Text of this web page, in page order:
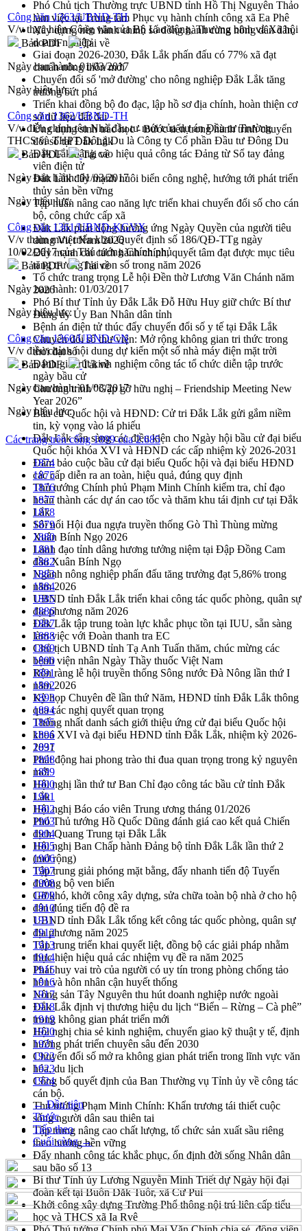
Phó Chủ tịch Thường trực UBND tỉnh Hồ Thị Nguyên Thảo
làm việc tại Trung tâm Phục vụ hành chính công xã Ea Phê
Xây dựng nền hành chính số đồng hành cùng nông dân dân,
doanh nghiệp
Giai đoạn 2026-2030, Đắk Lắk phấn đấu có 77% xã đạt
chuẩn nông thôn mới
Chuyển đổi số 'mở đường' cho nông nghiệp Đắk Lắk tăng
trưởng bứt phá
Triển khai đồng bộ đo đạc, lập hồ sơ địa chính, hoàn thiện cơ
sở dữ liệu đất đai
Ứng dụng sinh trắc học - Bước tiến trong hành trình chuyển
đổi số tại Đắk Lắk
Đắk Lắk nâng cao hiệu quả công tác Đảng từ Sổ tay đảng
viên điện tử
Đắk Lắk đẩy mạnh nuôi biển công nghệ, hướng tới phát triển
thủy sản bền vững
Tập huấn nâng cao năng lực triển khai chuyển đổi số cho cán
bộ, công chức cấp xã
Đắk Lắk phát động hưởng ứng Ngày Quyền của người tiêu
dùng Việt Nam 2026
Đẩy mạnh cải cách hành chính, quyết tâm đạt được mục tiêu
tăng trưởng hai con số trong năm 2026
Tổ chức trang trọng Lễ hội Đền thờ Lương Văn Chánh năm
2026
Phó Bí thư Tỉnh ủy Đắk Lắk Đỗ Hữu Huy giữ chức Bí thư
Đảng ủy Ủy Ban Nhân dân tỉnh
Bệnh án điện tử thúc đẩy chuyển đổi số y tế tại Đắk Lắk
Chuyển đổi số thư viện: Mở rộng không gian tri thức trong
thời đại số
Đánh giá, rút kinh nghiệm công tác tổ chức diễn tập trước
ngày bầu cử
Chương trình “Gặp gỡ hữu nghị – Friendship Meeting New
Year 2026”
Bầu cử Quốc hội và HĐND: Cử tri Đắk Lắk gửi gắm niềm
tin, kỳ vọng vào lá phiếu
Đắk Lắk sẵn sàng các điều kiện cho Ngày hội bầu cử đại biểu
Quốc hội khóa XVI và HĐND các cấp nhiệm kỳ 2026-2031
Đảm bảo cuộc bầu cử đại biểu Quốc hội và đại biểu HĐND
các cấp diễn ra an toàn, hiệu quả, đúng quy định
Thủ tướng Chính phủ Phạm Minh Chính kiểm tra, chỉ đạo
hoàn thành các dự án cao tốc và thăm khu tái định cư tại Đắk
Lắk
Sôi nổi Hội đua ngựa truyền thống Gò Thì Thùng mừng
Xuân Bính Ngọ 2026
Lãnh đạo tỉnh dâng hương tưởng niệm tại Đập Đồng Cam
đầu Xuân Bính Ngọ
Ngành nông nghiệp phấn đấu tăng trưởng đạt 5,86% trong
năm 2026
UBND tỉnh Đắk Lắk triển khai công tác quốc phòng, quân sự
địa phương năm 2026
Đắk Lắk tập trung toàn lực khắc phục tồn tại IUU, sẵn sàng
làm việc với Đoàn thanh tra EC
Chủ tịch UBND tỉnh Tạ Anh Tuấn thăm, chúc mừng các
bệnh viện nhân Ngày Thầy thuốc Việt Nam
Rộn ràng lễ hội truyền thống Sông nước Đà Nông lần thứ I
năm 2026
Kỳ họp Chuyên đề lần thứ Năm, HĐND tỉnh Đắk Lắk thông
qua các nghị quyết quan trọng
Thống nhất danh sách giới thiệu ứng cử đại biểu Quốc hội
khoá XVI và đại biểu HĐND tỉnh Đắk Lắk, nhiệm kỳ 2026-
2031
Phát động hai phong trào thi đua quan trọng trong kỷ nguyên
mới
Hội nghị lần thứ tư Ban Chỉ đạo công tác bầu cử tỉnh Đắk
Lắk
Hội nghị Báo cáo viên Trung ương tháng 01/2026
Phó Thủ tướng Hồ Quốc Dũng đánh giá cao kết quả Chiến
dịch Quang Trung tại Đắk Lắk
Hội nghị Ban Chấp hành Đảng bộ tỉnh Đắk Lắk lần thứ 2
(mở rộng)
Tập trung giải phóng mặt bằng, đẩy nhanh tiến độ Tuyến
đường bộ ven biển
Gỡ khó, khởi công xây dựng, sửa chữa toàn bộ nhà ở cho hộ
dân đúng tiến độ đề ra
UBND tỉnh Đắk Lắk tổng kết công tác quốc phòng, quân sự
địa phương năm 2025
Tập trung triển khai quyết liệt, đồng bộ các giải pháp nhằm
thực hiện hiệu quả các nhiệm vụ đề ra năm 2025
Phát huy vai trò của người có uy tín trong phòng chống tảo
hôn và hôn nhân cận huyết thống
Nông sản Tây Nguyên thu hút doanh nghiệp nước ngoài
Đắk Lắk định vị thương hiệu du lịch “Biển – Rừng – Cà phê”
trong không gian phát triển mới
Hội nghị chia sẻ kinh nghiệm, chuyển giao kỹ thuật y tế, định
hướng phát triển chuyên sâu đến 2030
Chuyển đổi số mở ra không gian phát triển trong lĩnh vực văn
hóa, du lịch
Công bố quyết định của Ban Thường vụ Tỉnh ủy về công tác
cán bộ.
Thủ tướng Phạm Minh Chính: Khẩn trương tái thiết cuộc
sống người dân sau thiên tai
Tập trung nâng cao chất lượng, tổ chức sản xuất sầu riêng
theo hướng bền vững
Đẩy nhanh công tác khắc phục, ổn định đời sống Nhân dân
sau bão số 13
Bí thư Tỉnh ủy Lương Nguyễn Minh Triết dự Ngày hội đại
đoàn kết tại Buôn Đăk Tuôr, xã Cư Pui
Khởi công xây dựng Trường Phổ thông nội trú liên cấp tiểu
học và THCS xã Ia Rvê
Công văn 1363/UBND-TH
V/v thực hiện Công văn của Bộ Lao động, Thương binh và Xã hội
Bản PDF
Tải về
Ngày ban hành:01/03/2017
Ngày hiệu lực:
Công văn 1362/UBND-TH
V/v điều chỉnh tên Nhà đầu tư mới của dự án Đầu tư Trường
THCS và THPT Đông Du là Công ty Cổ phần Đầu tư Đông Du
Bản PDF
Tải về
Ngày ban hành:01/03/2017
Ngày hiệu lực:
Công văn 1361/UBND-KGVX
V/v tham mưu triển khai Quyết định số 186/QĐ-TTg ngày
10/02/2017 của Thủ tướng Chính phủ
Bản PDF
Tải về
Ngày ban hành: 01/03/2017
Ngày hiệu lực:
Công văn 1360/UBND-CN
V/v điều chỉnh nội dung dự kiến một số nhà máy điện mặt trời
Bản PDF
Tải về
Ngày ban hành:01/03/2017
Ngày hiệu lực:
Các trang trên cổng 1899 của 2.685
1874
1875
1876
1877
1878
1879
1880
1881
1882
1883
1884
1885
1886
1887
1888
1889
1890
1891
1892
1893
1894
1895
1896
1897
1898
1899
1900
1901
1902
1903
1904
1905
1906
1907
1908
1909
1910
1911
1912
1913
1914
1915
1916
1917
1918
1919
1920
1921
1922
1923
1924
← Đầu tiên
Trước
Tiếp theo
Cuối cùng →